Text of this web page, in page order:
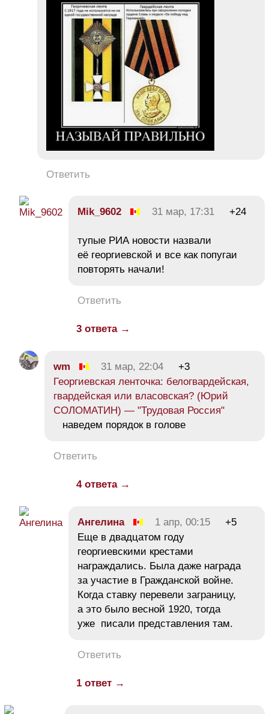
Ответить
Mik_9602 31 мар, 17:31 +24
тупые РИА новости назвали
её георгиевской и все как попугаи
повторять начали!
Ответить
3 ответа →
wm 31 мар, 22:04
+3
Георгиевская ленточка: белогвардейская,
гвардейская или власовская? (Юрий
СОЛОМАТИН) — "Трудовая Россия"
наведем порядок в голове
Ответить
4 ответа →
Ангелина 1 апр, 00:15
+5
Еще в двадцатом году
георгиевскими крестами
награждались. Была даже награда
за участие в Гражданской войне.
Когда ставку перевели заграницу,
а это было весной 1920, тогда
уже писали представления там.
Ответить
1 ответ →